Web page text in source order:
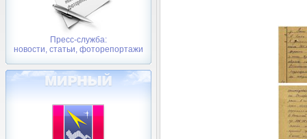
Пресс-служба:
новости, статьи, фоторепортажи